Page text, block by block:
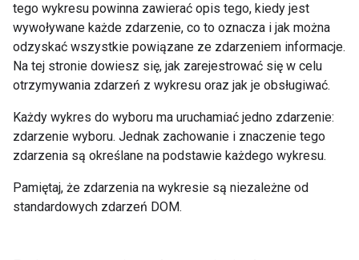
tego wykresu powinna zawierać opis tego, kiedy jest
wywoływane każde zdarzenie, co to oznacza i jak można
odzyskać wszystkie powiązane ze zdarzeniem informacje.
Na tej stronie dowiesz się, jak zarejestrować się w celu
otrzymywania zdarzeń z wykresu oraz jak je obsługiwać.
Każdy wykres do wyboru ma uruchamiać jedno zdarzenie:
zdarzenie wyboru. Jednak zachowanie i znaczenie tego
zdarzenia są określane na podstawie każdego wykresu.
Pamiętaj, że zdarzenia na wykresie są niezależne od
standardowych zdarzeń DOM.